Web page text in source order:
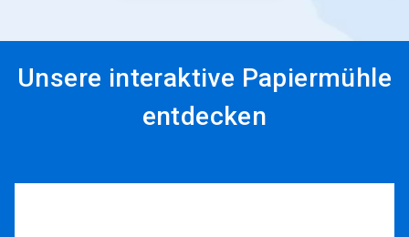
Unsere interaktive Papiermühle
entdecken